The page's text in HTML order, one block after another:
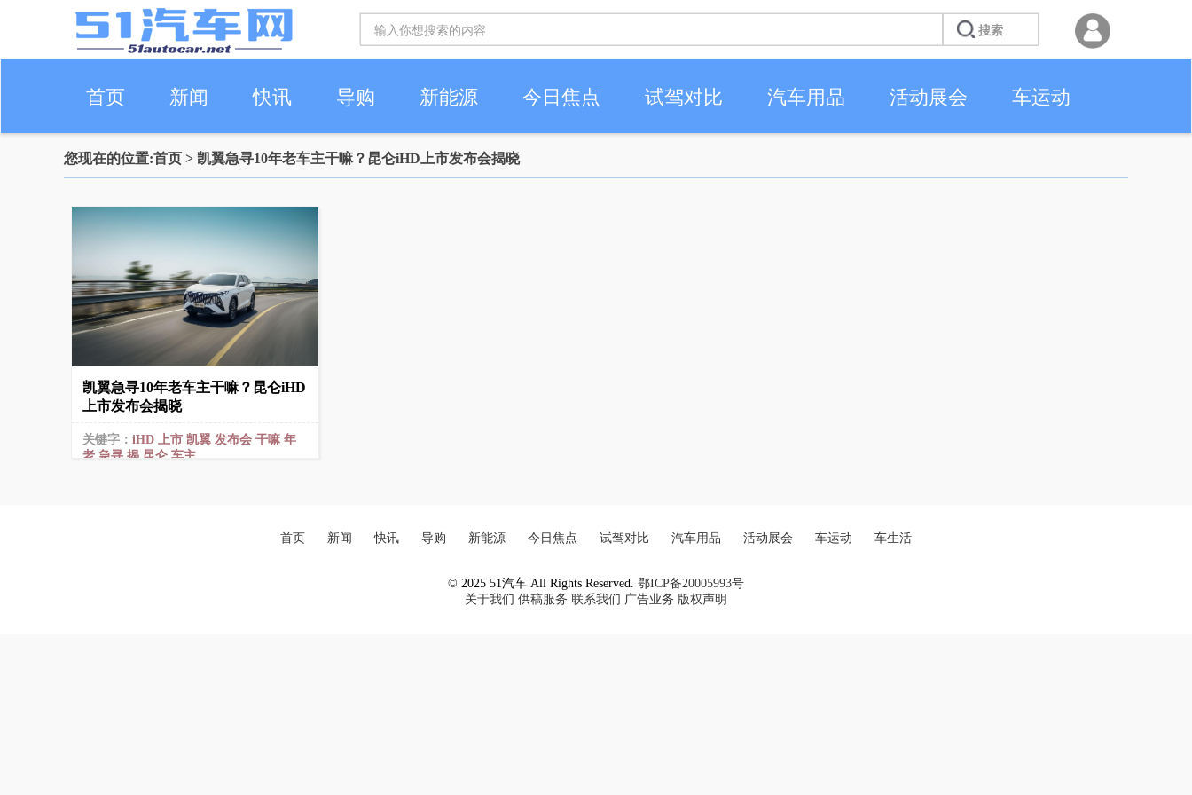
首页 新闻 快讯 导购 新能源 今日焦点 试驾对比 汽车用品 活动展会 车运动
车生活
您现在的位置:首页 > 凯翼急寻10年老车主干嘛？昆仑iHD上市发布会揭晓
凯翼急寻10年老车主干嘛？昆仑iHD
上市发布会揭晓
关键字： iHD 上市 凯翼 发布会 干嘛 年
老 急寻 揭 昆仑 车主
首页 新闻 快讯 导购 新能源 今日焦点 试驾对比 汽车用品 活动展会 车运动 车生活
© 2025 51汽车 All Rights Reserved. 鄂ICP备20005993号
关于我们 供稿服务 联系我们 广告业务 版权声明